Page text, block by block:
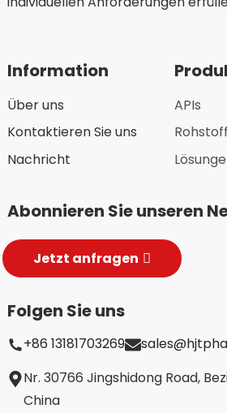
Information
Über uns
Kontaktieren Sie uns
Nachricht
APIs
Abonnieren Sie unseren
Jetzt anfragen
Folgen Sie uns
+86 13181703269
Nr. 30766 Jingshidong Road,
China